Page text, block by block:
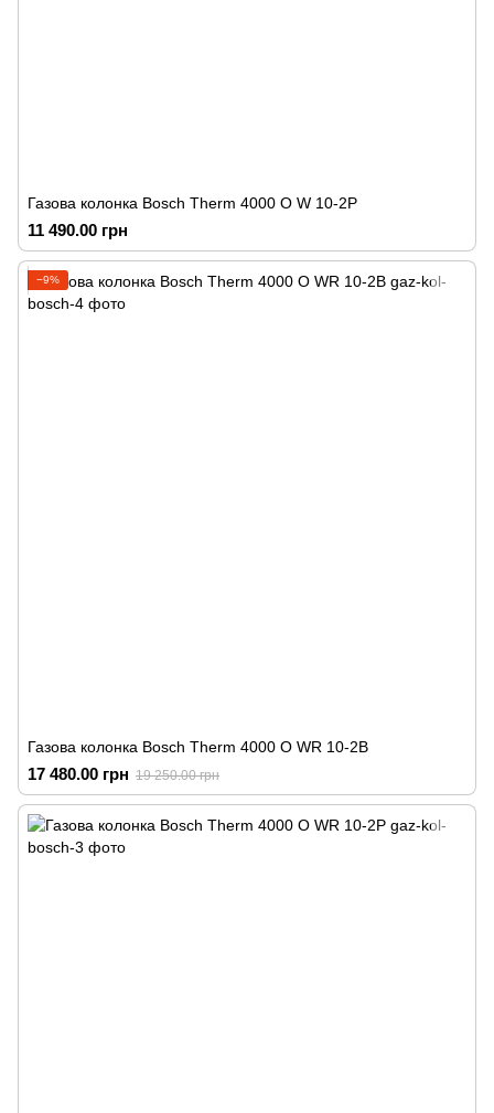
Газова колонка Bosch Therm 4000 O W 10-2P
11 490.00 грн
−9%
Газова колонка Bosch Therm 4000 O WR 10-2B
17 480.00 грн 19 250.00 грн